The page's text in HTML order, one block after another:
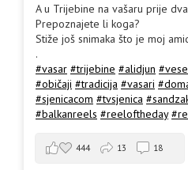
A u Trijebine na vašaru prije
Prepoznajete li koga?
Stiže još snimaka što je moj
.
#vasar #trijebine #alidjun
#običaji #tradicija #vasari
#sjenicacom #tvsjenica
#balkanreels #reeloftheday
444 13 18